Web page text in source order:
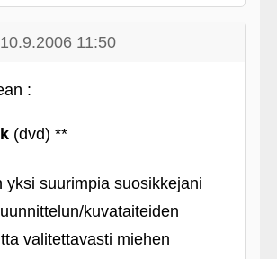
10.9.2006 11:50
:
(dvd) **
yksi suurimpia suosikkejani
kuvataiteiden
valitettavasti miehen